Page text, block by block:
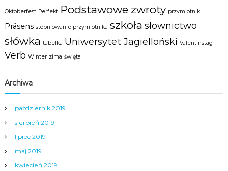
Oktoberfest Perfekt Podstawowe zwroty przymiotnik
Präsens stopniowanie przymiotnika szkoła słownictwo
słówka tabelka Uniwersytet Jagielloński Valentinstag
Verb Winter zima święta
Archiwa
październik 2019
sierpień 2019
lipiec 2019
maj 2019
kwiecień 2019